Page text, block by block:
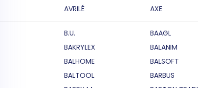
AVRILÉ
AXE
B.U. BAAGL
BAKRYLEX
BALANIM
BALHOME
BALSOFT
BALTOOL
BARBUS